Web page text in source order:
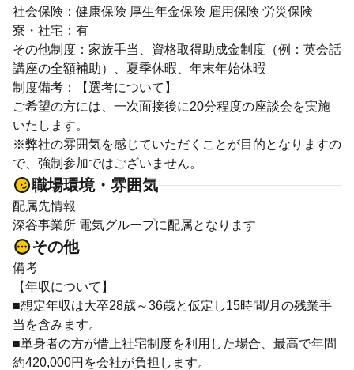
社会保険：健康保険 厚生年金保険 雇用保険 労災保険
寮・社宅：有
その他制度：家族手当、資格取得助成金制度（例：英会話
講座の全額補助）、夏季休暇、年末年始休暇
制度備考：【選考について】
ご希望の方には、一次面接後に20分程度の座談会を実施
いたします。
※弊社の雰囲気を感じていただくことが目的となりますの
で、強制参加ではございません。
職場環境・雰囲気
配属先情報
深谷事業所 電気グループに配属となります
その他
備考
【年収について】
■想定年収は大卒28歳～36歳と仮定し15時間/月の残業手
当を含みます。
■単身者の方が借上社宅制度を利用した場合、最高で年間
約420,000円を会社が負担します。